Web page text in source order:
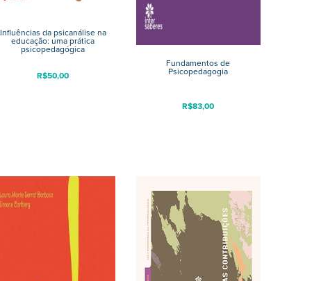
Influências da psicanálise na
educação: uma prática
psicopedagógica
R$50,00
Fundamentos de
Psicopedagogia
R$83,00